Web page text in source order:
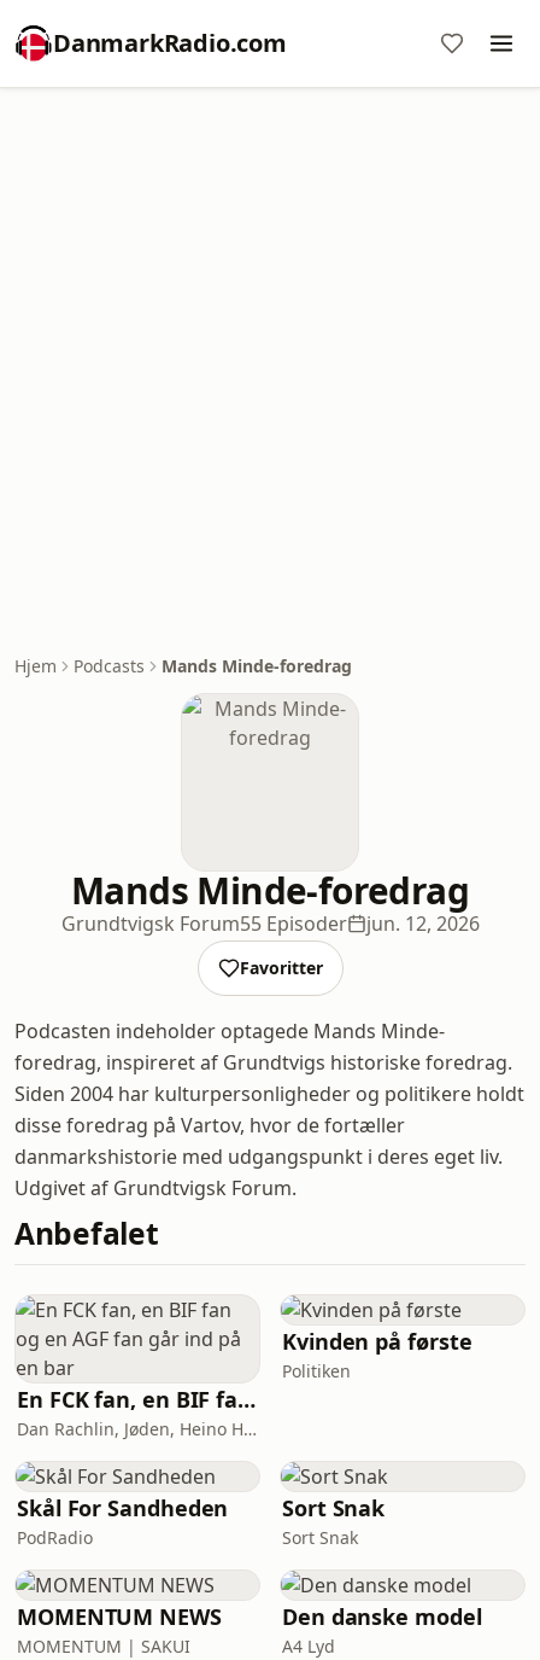
DanmarkRadio.com
Hjem Podcasts Mands Minde-foredrag
Mands Minde-foredrag
Grundtvigsk Forum55 Episoder jun. 12, 2026
Favoritter
Podcasten indeholder optagede Mands Minde-
foredrag, inspireret af Grundtvigs historiske foredrag.
Siden 2004 har kulturpersonligheder og politikere holdt
disse foredrag på Vartov, hvor de fortæller
danmarkshistorie med udgangspunkt i deres eget liv.
Udgivet af Grundtvigsk Forum.
Anbefalet
En FCK fan, en BIF fan og en AGF fan går ind på en bar
Dan Rachlin, Jøden, Heino Hansen
Kvinden på første
Politiken
Skål For Sandheden
PodRadio
Sort Snak
Sort Snak
MOMENTUM NEWS
MOMENTUM | SAKUI
Den danske model
A4 Lyd